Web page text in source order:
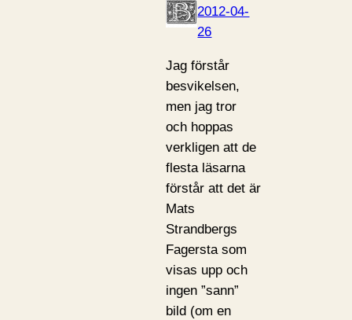
2012-04-
26
Jag förstår
besvikelsen,
men jag tror
och hoppas
verkligen att de
flesta läsarna
förstår att det är
Mats
Strandbergs
Fagersta som
visas upp och
ingen ”sann”
bild (om en